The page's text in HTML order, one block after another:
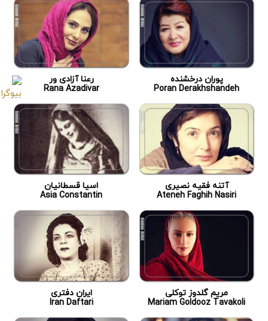
پوران درخشنده
Poran Derakhshandeh
رعنا آزادی ور
Rana Azadivar
آتنه فقیه نصیری
Ateneh Faghih Nasiri
اسیا قسطانیان
Asia Constantin
مریم گلدوز توکلی
Mariam Goldooz Tavakoli
ایران دفتری
Iran Daftari